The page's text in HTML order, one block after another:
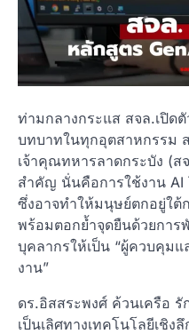
ท่ามกลางกระแส สจล.เปิด
บทบาทในทุกอุตสาหกรรม
เจ้าคุณทหารลาดกระบัง (ส
สำคัญ นั่นคือการใช้งาน AI
ซึ่งอาจทำให้มนุษย์ตกอยู่ใต้
พร้อมตอกย้ำจุดยืนด้วยกา
บุคลากรให้เป็น “ผู้ควบคุมแ
งาน”
ดร.อิสสระพงศ์ ค้วนเครือ
เป็นเลิศทางเทคโนโลยีเชิง